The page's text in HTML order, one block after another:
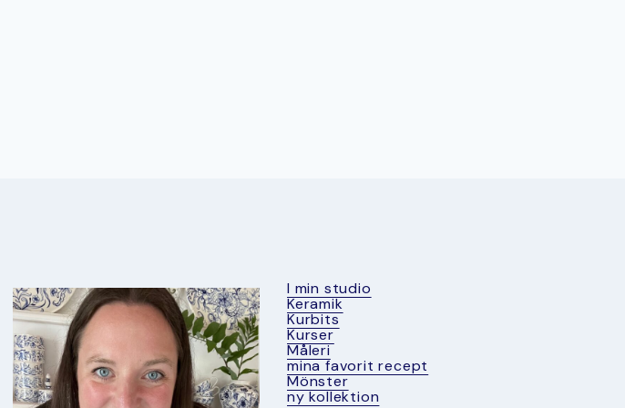
I min studio
Keramik
Kurbits
Kurser
Måleri
mina favorit recept
Mönster
ny kollektion